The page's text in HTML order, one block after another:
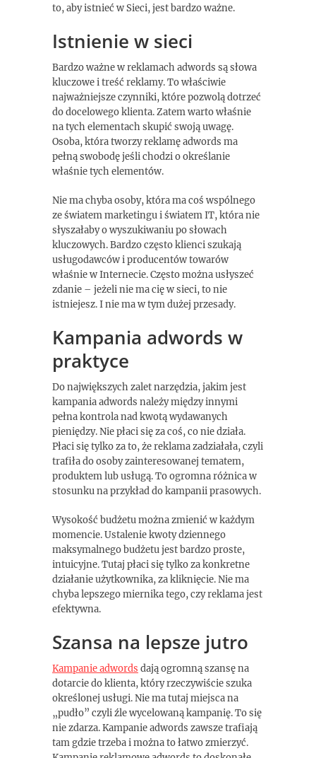
to, aby istnieć w Sieci, jest bardzo ważne.
Istnienie w sieci
Bardzo ważne w reklamach adwords są słowa
kluczowe i treść reklamy. To właściwie
najważniejsze czynniki, które pozwolą dotrzeć
do docelowego klienta. Zatem warto właśnie
na tych elementach skupić swoją uwagę.
Osoba, która tworzy reklamę adwords ma
pełną swobodę jeśli chodzi o określanie
właśnie tych elementów.
Nie ma chyba osoby, która ma coś wspólnego
ze światem marketingu i światem IT, która nie
słyszałaby o wyszukiwaniu po słowach
kluczowych. Bardzo często klienci szukają
usługodawców i producentów towarów
właśnie w Internecie. Często można usłyszeć
zdanie – jeżeli nie ma cię w sieci, to nie
istniejesz. I nie ma w tym dużej przesady.
Kampania adwords w
praktyce
Do największych zalet narzędzia, jakim jest
kampania adwords należy między innymi
pełna kontrola nad kwotą wydawanych
pieniędzy. Nie płaci się za coś, co nie działa.
Płaci się tylko za to, że reklama zadziałała, czyli
trafiła do osoby zainteresowanej tematem,
produktem lub usługą. To ogromna różnica w
stosunku na przykład do kampanii prasowych.
Wysokość budżetu można zmienić w każdym
momencie. Ustalenie kwoty dziennego
maksymalnego budżetu jest bardzo proste,
intuicyjne. Tutaj płaci się tylko za konkretne
działanie użytkownika, za kliknięcie. Nie ma
chyba lepszego miernika tego, czy reklama jest
efektywna.
Szansa na lepsze jutro
Kampanie adwords dają ogromną szansę na
dotarcie do klienta, który rzeczywiście szuka
określonej usługi. Nie ma tutaj miejsca na
„pudło” czyli źle wycelowaną kampanię. To się
nie zdarza. Kampanie adwords zawsze trafiają
tam gdzie trzeba i można to łatwo zmierzyć.